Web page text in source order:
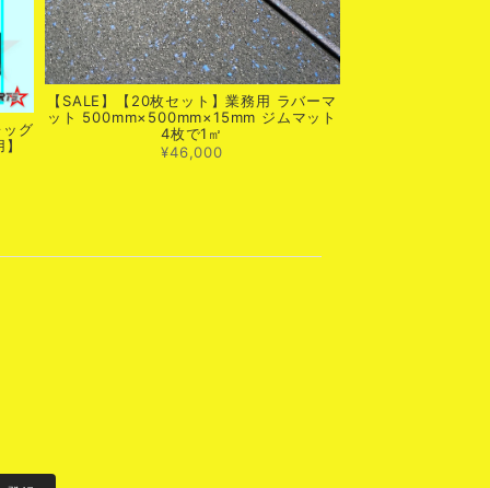
グ
【SALE】【20枚セット】業務用 ラバーマ
ット 500mm×500mm×15mm ジムマット
4枚で1㎡
¥46,000